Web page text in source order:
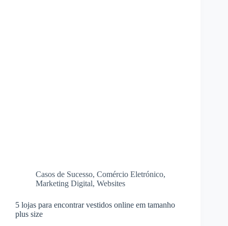
Casos de Sucesso, Comércio Eletrónico,
Marketing Digital, Websites
5 lojas para encontrar vestidos online em tamanho
plus size